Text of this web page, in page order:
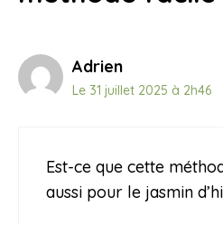
Adrien
Le 31 juillet 2025 à 2h46
Est-ce que cette
aussi pour le jasmin